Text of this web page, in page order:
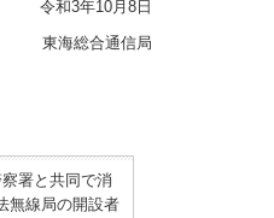
令和3年10月8日
東海総合通信局
署と共同で消
無線局の開設者